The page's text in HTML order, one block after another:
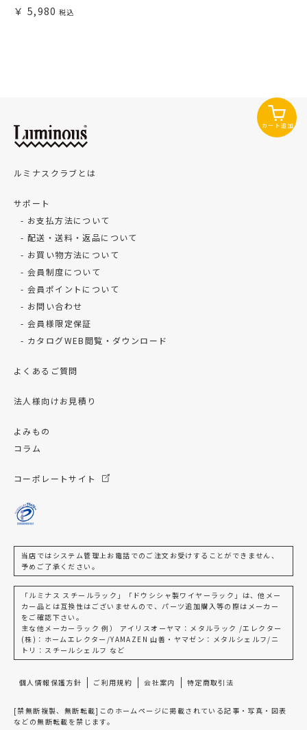
5,980
カート追加
ルミナスクラブとは
サポート
お支払方法について
配送・送料・返品について
お買い物方法について
会員制度について
会員ポイントについて
お問い合わせ
会員様限定保証
カタログWEB閲覧・ダウンロード
よくあるご質問
法人様向けお見積り
よみもの
コラム
コーポレートサイト
当店ではシステム管理上お電話でのご注文お受けすることができません、
予めご了承ください。
「ルミナス スチールラック」「ドウシシャ製ワイヤーラック」は、他メー
カー品とは互換性はございませんので、パーツ追加購入等の際はメーカー
をご確認下さい。
主な他メーカーラック 例） アイリスオーヤマ：メタルラック /エレクター
(株)：ホームエレクター/YAMAZEN 山善・ヤマゼン：メタルシェルフ/ニ
トリ：スチールシェルフ など
個人情報保護方針 ご利用規約 会社案内 特定商取引法
[禁無断複製、無断転載]このホームページに掲載されている記事・写真・図表
などの無断転載を禁じます。